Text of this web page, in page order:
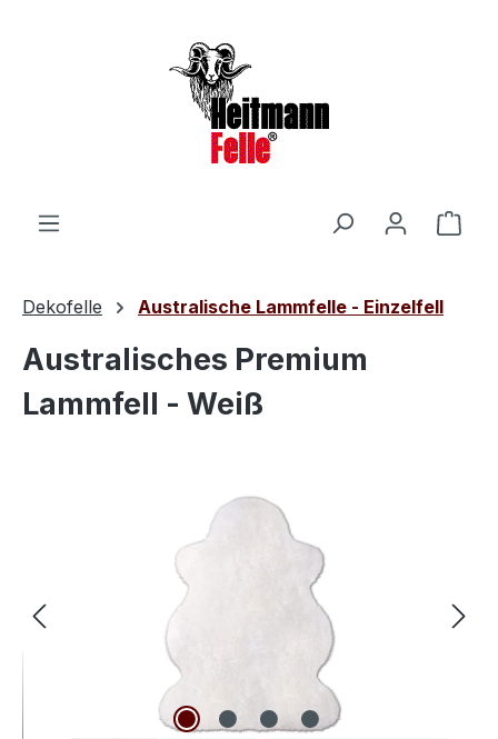
Dekofelle Australische Lammfelle - Einzelfell
Australisches Premium
Lammfell - Weiß
Bildergalerie überspringen